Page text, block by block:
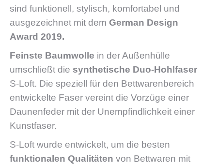
sind funktionell, stylisch, komfortabel und
ausgezeichnet mit dem German Design
Award 2019.
Feinste Baumwolle in der Außenhülle
umschließt die synthetische Duo-Hohlfaser
S-Loft. Die speziell für den Bettwarenbereich
entwickelte Faser vereint die Vorzüge einer
Daunenfeder mit der Unempfindlichkeit einer
Kunstfaser.
S-Loft wurde entwickelt, um die besten
funktionalen Qualitäten von Bettwaren mit